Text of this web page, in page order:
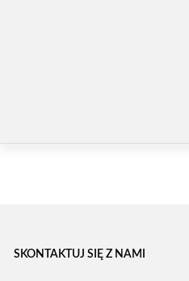
SKONTAKTUJ SIĘ Z NAMI